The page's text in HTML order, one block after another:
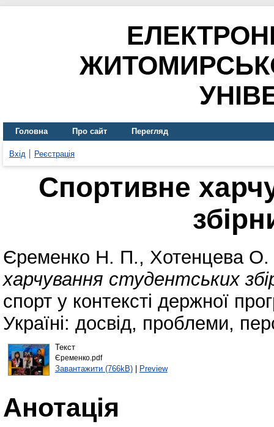
Головна Про сайт Перегляд
Вхід Реєстрація
Спортивне
Єременко Н. П., Хотенцева
харчування студентських
спорт у контексті держної
Україні: досвід, проблеми,
Текст
Єременко.pdf
Завантажити (766kB)| Preview
Анотація